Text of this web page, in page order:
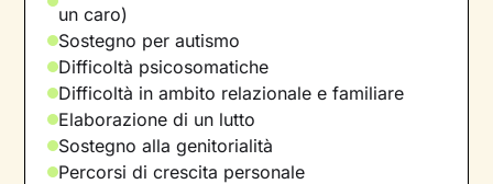
un caro)
Sostegno per autismo
Difficoltà psicosomatiche
Difficoltà in ambito relazionale e familiare
Elaborazione di un lutto
Sostegno alla genitorialità
Percorsi di crescita personale